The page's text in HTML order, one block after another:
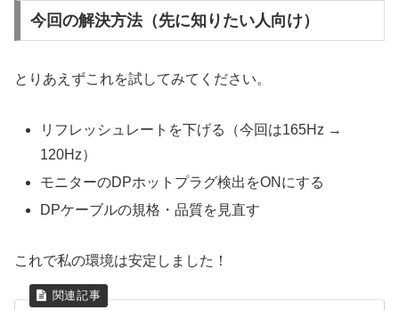
今回の解決方法（先に知りたい人向け）
とりあえずこれを試してみてください。
リフレッシュレートを下げる（今回は165Hz →
120Hz）
モニターのDPホットプラグ検出をONにする
DPケーブルの規格・品質を見直す
これで私の環境は安定しました！